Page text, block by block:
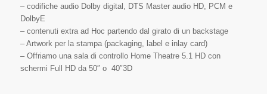
– codifiche audio Dolby digital, DTS Master audio HD, PCM e
DolbyE
– contenuti extra ad Hoc partendo dal girato di un backstage
– Artwork per la stampa (packaging, label e inlay card)
– Offriamo una sala di controllo Home Theatre 5.1 HD con
schermi Full HD da 50″ o 40″3D